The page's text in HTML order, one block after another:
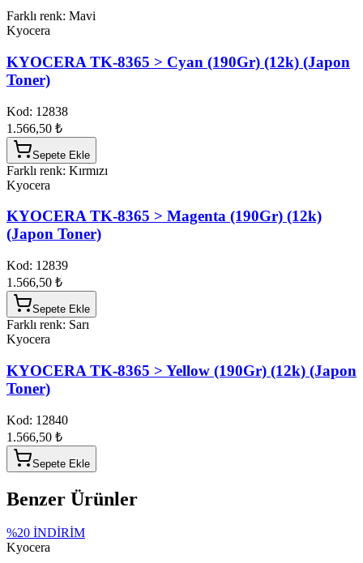
Farklı renk: Mavi
Kyocera
KYOCERA TK-8365 > Cyan (190Gr) (12k) (Japon
Toner)
Kod: 12838
1.566,50 ₺
Sepete Ekle
Farklı renk: Kırmızı
Kyocera
KYOCERA TK-8365 > Magenta (190Gr) (12k)
(Japon Toner)
Kod: 12839
1.566,50 ₺
Sepete Ekle
Farklı renk: Sarı
Kyocera
KYOCERA TK-8365 > Yellow (190Gr) (12k) (Japon
Toner)
Kod: 12840
1.566,50 ₺
Sepete Ekle
Benzer Ürünler
%20 İNDİRİM
Kyocera